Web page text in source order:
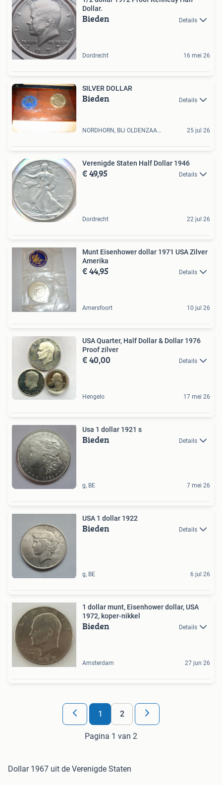
Dollar.
Bieden Details
Dordrecht 16 mei 26
SILVER DOLLAR
Bieden Details
NORDHORN, BIJ OLDENZAAL, DE 25 jul 26
Verenigde Staten Half Dollar 1946
€ 49,95 Details
Dordrecht 22 jul 26
Munt Eisenhower dollar 1971 USA Zilver
Amerika
€ 44,95 Details
Amersfoort 10 jul 26
USA Quarter, Half Dollar & Dollar 1976
Proof zilver
€ 40,00 Details
Hengelo 17 mei 26
Usa 1 dollar 1921 s
Bieden Details
g, BE 7 mei 26
USA 1 dollar 1922
Bieden Details
g, BE 6 jul 26
1 dollar munt, Eisenhower dollar, USA
1972, koper-nikkel
Bieden Details
Amsterdam 27 jun 26
1 2
Pagina 1 van 2
Dollar 1967 uit de Verenigde Staten